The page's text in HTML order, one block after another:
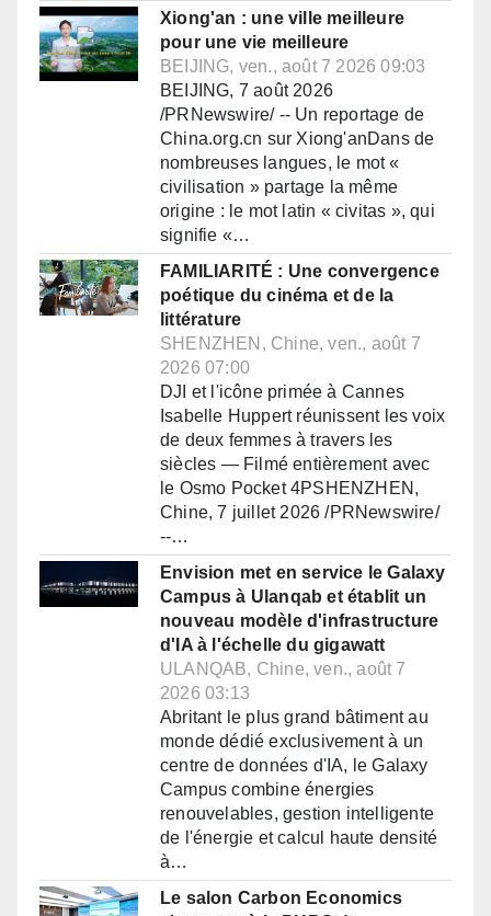
Xiong'an : une ville meilleure
pour une vie meilleure
BEIJING, ven., août 7 2026 09:03
BEIJING, 7 août 2026
/PRNewswire/ -- Un reportage de
China.org.cn sur Xiong'anDans de
nombreuses langues, le mot «
civilisation » partage la même
origine : le mot latin « civitas », qui
signifie «…
FAMILIARITÉ : Une convergence
poétique du cinéma et de la
littérature
SHENZHEN, Chine, ven., août 7
2026 07:00
DJI et l'icône primée à Cannes
Isabelle Huppert réunissent les voix
de deux femmes à travers les
siècles — Filmé entièrement avec
le Osmo Pocket 4PSHENZHEN,
Chine, 7 juillet 2026 /PRNewswire/
--…
Envision met en service le Galaxy
Campus à Ulanqab et établit un
nouveau modèle d'infrastructure
d'IA à l'échelle du gigawatt
ULANQAB, Chine, ven., août 7
2026 03:13
Abritant le plus grand bâtiment au
monde dédié exclusivement à un
centre de données d'IA, le Galaxy
Campus combine énergies
renouvelables, gestion intelligente
de l'énergie et calcul haute densité
à…
Le salon Carbon Economics